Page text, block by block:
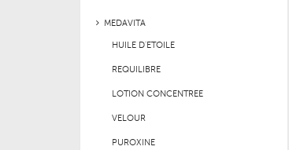
MEDAVITA
HUILE D'ETOILE
REQUILIBRE
LOTION CONCENTREE
VELOUR
PUROXINE